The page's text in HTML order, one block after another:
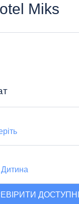
Miks
Дитина